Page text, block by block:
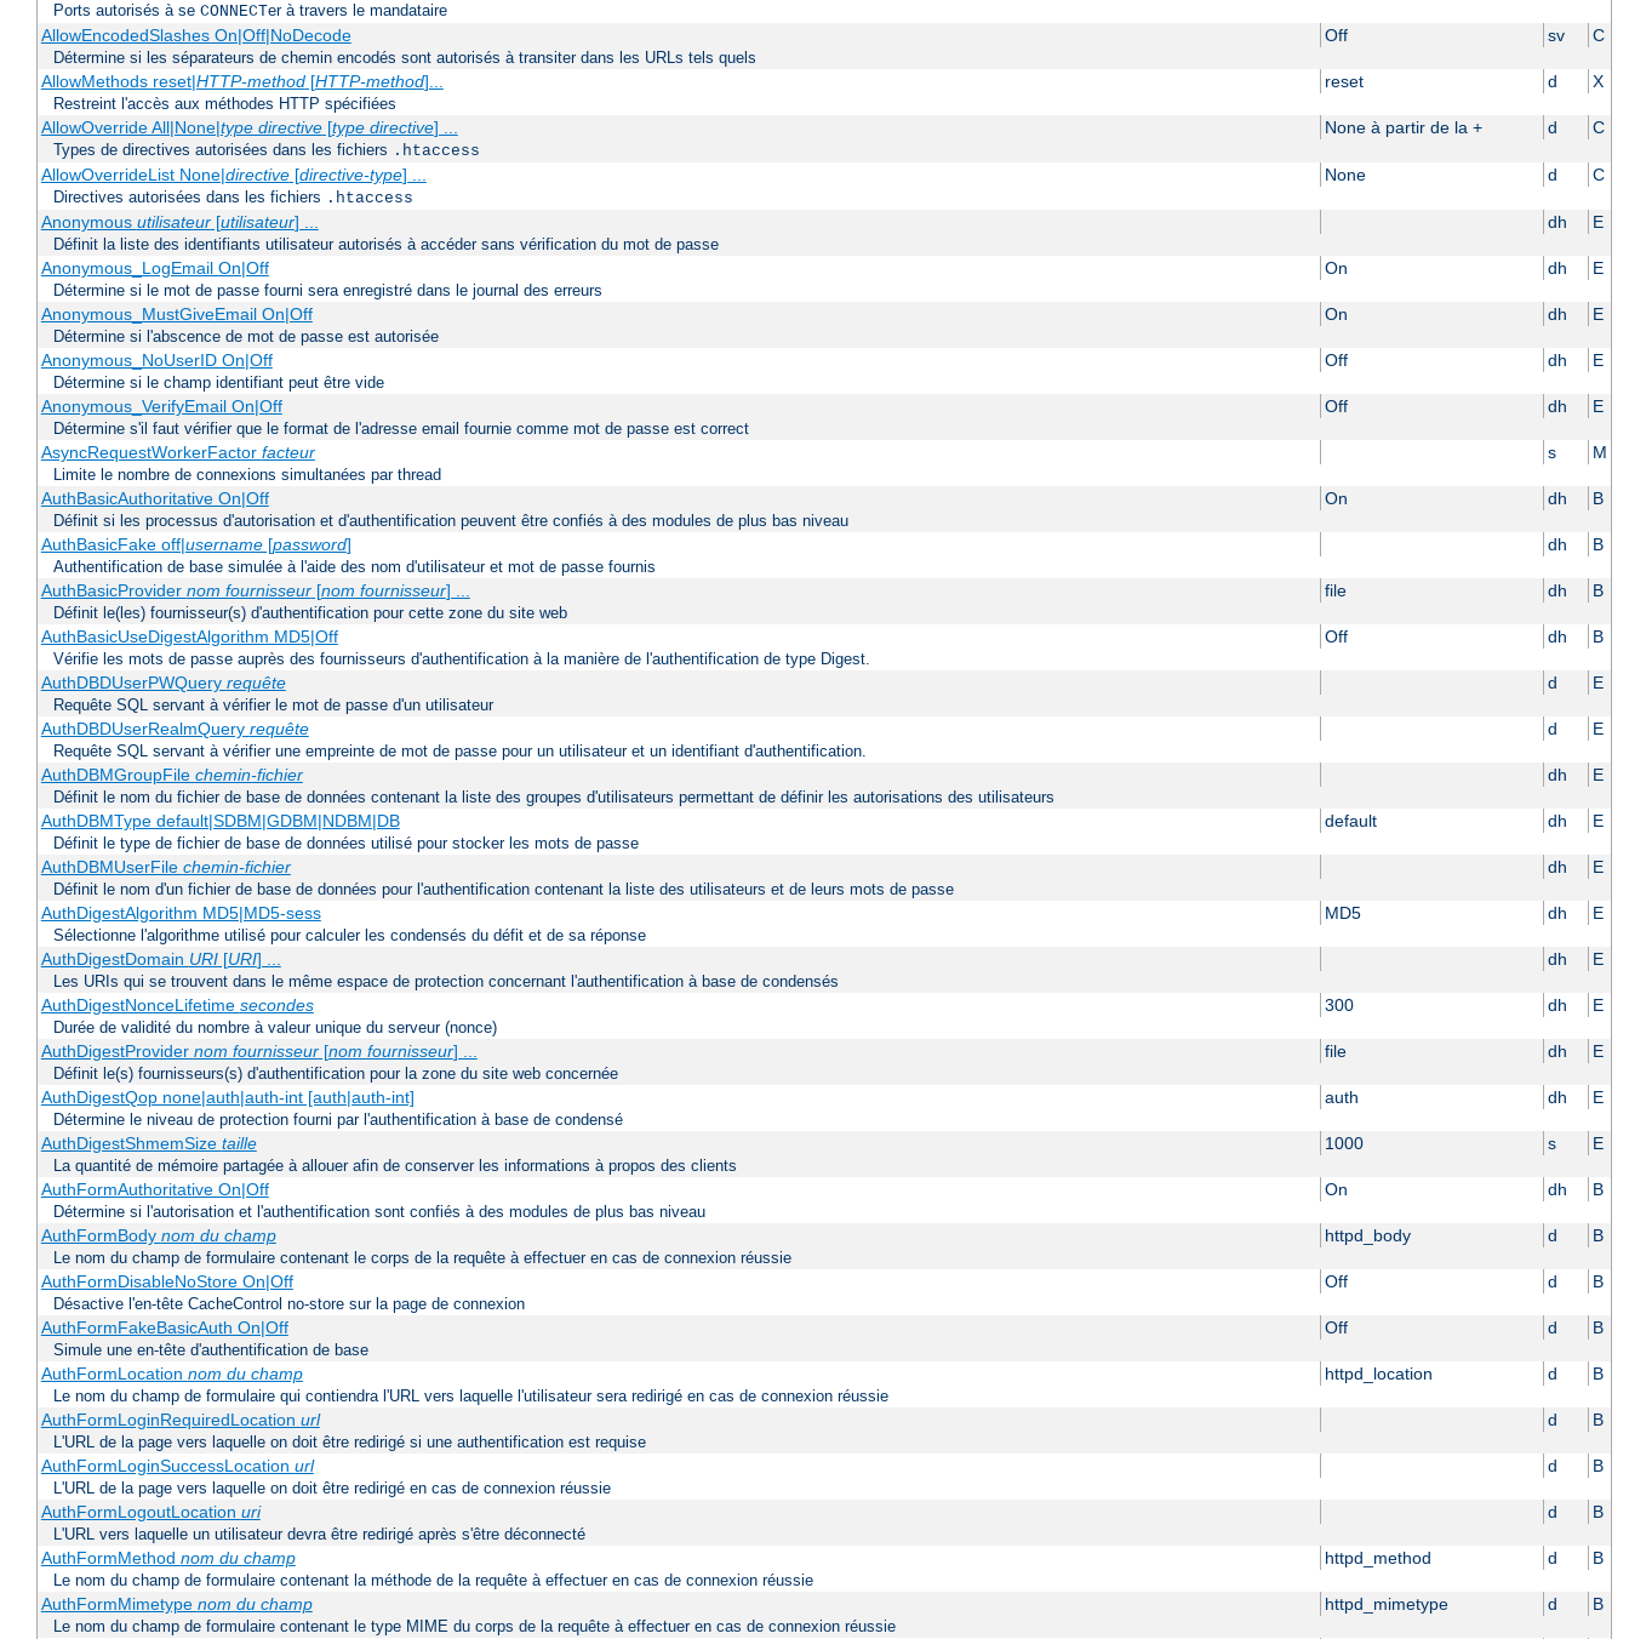
Ports autorisés à se CONNECTer à travers le mandataire
AllowEncodedSlashes On|Off|NoDecode Off sv C
Détermine si les séparateurs de chemin encodés sont autorisés à transiter dans les URLs tels quels
AllowMethods reset|HTTP-method[HTTP-method]... reset d X
Restreint l'accès aux méthodes HTTP spécifiées
AllowOverride All|None|type directive[type directive] ... None à partir de la + d C
Types de directives autorisées dans les fichiers .htaccess
AllowOverrideList None|directive[directive-type] ... None d C
Directives autorisées dans les fichiers .htaccess
Anonymous utilisateur[utilisateur] ... dh E
Définit la liste des identifiants utilisateur autorisés à accéder sans vérification du mot de passe
Anonymous_LogEmail On|Off On dh E
Détermine si le mot de passe fourni sera enregistré dans le journal des erreurs
Anonymous_MustGiveEmail On|Off On dh E
Détermine si l'abscence de mot de passe est autorisée
Anonymous_NoUserID On|Off Off dh E
Détermine si le champ identifiant peut être vide
Anonymous_VerifyEmail On|Off Off dh E
Détermine s'il faut vérifier que le format de l'adresse email fournie comme mot de passe est correct
AsyncRequestWorkerFactor facteur s M
Limite le nombre de connexions simultanées par thread
AuthBasicAuthoritative On|Off On dh B
Définit si les processus d'autorisation et d'authentification peuvent être confiés à des modules de plus bas niveau
AuthBasicFake off|username[password] dh B
Authentification de base simulée à l'aide des nom d'utilisateur et mot de passe fournis
AuthBasicProvider nom fournisseur[nom fournisseur] ... file dh B
Définit le(les) fournisseur(s) d'authentification pour cette zone du site web
AuthBasicUseDigestAlgorithm MD5|Off Off dh B
Vérifie les mots de passe auprès des fournisseurs d'authentification à la manière de l'authentification de type Digest.
AuthDBDUserPWQuery requête d E
Requête SQL servant à vérifier le mot de passe d'un utilisateur
AuthDBDUserRealmQuery requête d E
Requête SQL servant à vérifier une empreinte de mot de passe pour un utilisateur et un identifiant d'authentification.
AuthDBMGroupFile chemin-fichier dh E
Définit le nom du fichier de base de données contenant la liste des groupes d'utilisateurs permettant de définir les autorisations des utilisateurs
AuthDBMType default|SDBM|GDBM|NDBM|DB default dh E
Définit le type de fichier de base de données utilisé pour stocker les mots de passe
AuthDBMUserFile chemin-fichier dh E
Définit le nom d'un fichier de base de données pour l'authentification contenant la liste des utilisateurs et de leurs mots de passe
AuthDigestAlgorithm MD5|MD5-sess MD5 dh E
Sélectionne l'algorithme utilisé pour calculer les condensés du défit et de sa réponse
AuthDigestDomain URI[URI] ... dh E
Les URIs qui se trouvent dans le même espace de protection concernant l'authentification à base de condensés
AuthDigestNonceLifetime secondes 300 dh E
Durée de validité du nombre à valeur unique du serveur (nonce)
AuthDigestProvider nom fournisseur[nom fournisseur] ... file dh E
Définit le(s) fournisseurs(s) d'authentification pour la zone du site web concernée
AuthDigestQop none|auth|auth-int [auth|auth-int] auth dh E
Détermine le niveau de protection fourni par l'authentification à base de condensé
AuthDigestShmemSize taille 1000 s E
La quantité de mémoire partagée à allouer afin de conserver les informations à propos des clients
AuthFormAuthoritative On|Off On dh B
Détermine si l'autorisation et l'authentification sont confiés à des modules de plus bas niveau
AuthFormBody nom du champ httpd_body d B
Le nom du champ de formulaire contenant le corps de la requête à effectuer en cas de connexion réussie
AuthFormDisableNoStore On|Off Off d B
Désactive l'en-tête CacheControl no-store sur la page de connexion
AuthFormFakeBasicAuth On|Off Off d B
Simule une en-tête d'authentification de base
AuthFormLocation nom du champ httpd_location d B
Le nom du champ de formulaire qui contiendra l'URL vers laquelle l'utilisateur sera redirigé en cas de connexion réussie
AuthFormLoginRequiredLocation url d B
L'URL de la page vers laquelle on doit être redirigé si une authentification est requise
AuthFormLoginSuccessLocation url d B
L'URL de la page vers laquelle on doit être redirigé en cas de connexion réussie
AuthFormLogoutLocation uri d B
L'URL vers laquelle un utilisateur devra être redirigé après s'être déconnecté
AuthFormMethod nom du champ httpd_method d B
Le nom du champ de formulaire contenant la méthode de la requête à effectuer en cas de connexion réussie
AuthFormMimetype nom du champ httpd_mimetype d B
Le nom du champ de formulaire contenant le type MIME du corps de la requête à effectuer en cas de connexion réussie